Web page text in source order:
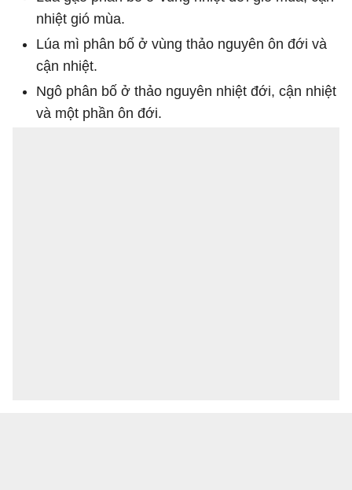
nhiệt gió mùa.
Lúa mì phân bố ở vùng thảo nguyên ôn đới và
cận nhiệt.
Ngô phân bố ở thảo nguyên nhiệt đới, cận nhiệt
và một phần ôn đới.